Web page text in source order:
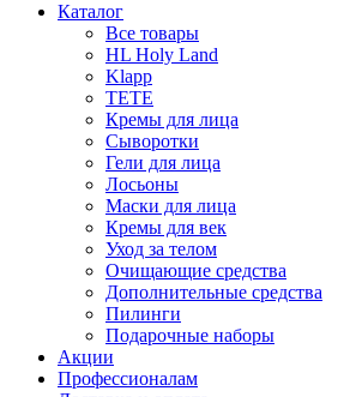
Каталог
Все товары
HL Holy Land
Klapp
TETE
Кремы для лица
Сыворотки
Гели для лица
Лосьоны
Маски для лица
Кремы для век
Уход за телом
Очищающие средства
Дополнительные средства
Пилинги
Подарочные наборы
Акции
Профессионалам